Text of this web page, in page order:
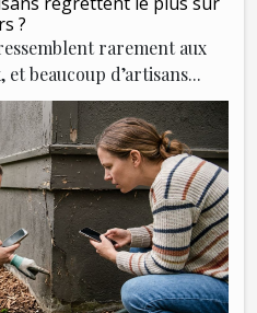
?
rarement aux
beaucoup d’artisans...